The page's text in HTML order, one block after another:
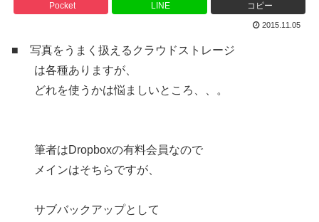
Pocket LINE コピー
2015.11.05
■ 写真をうまく扱えるクラウドストレージ
は各種ありますが、
どれを使うかは悩ましいところ、、。
筆者はDropboxの有料会員なので
メインはそちらですが、
サブバックアップとして